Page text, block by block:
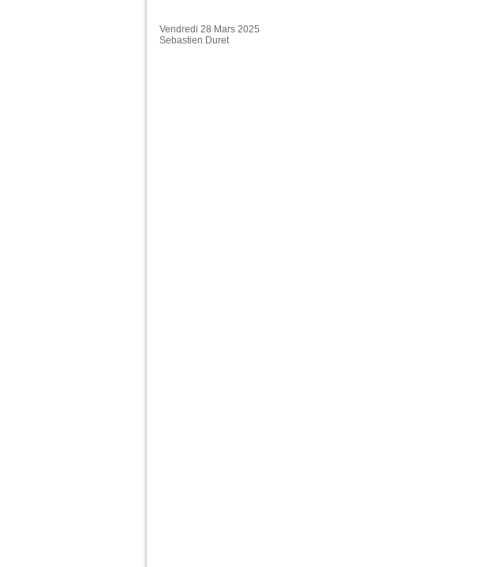
Vendredi 28 Mars 2025
Sebastien Duret